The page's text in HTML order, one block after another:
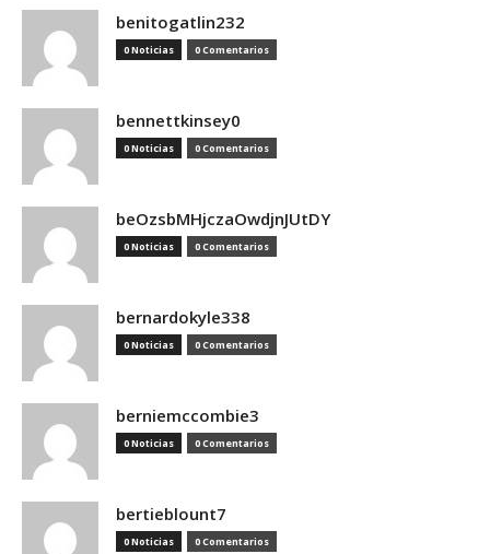
benitogatlin232
0 Noticias 0 Comentarios
bennettkinsey0
0 Noticias 0 Comentarios
beOzsbMHjczaOwdjnJUtDY
0 Noticias 0 Comentarios
bernardokyle338
0 Noticias 0 Comentarios
berniemccombie3
0 Noticias 0 Comentarios
bertieblount7
0 Noticias 0 Comentarios